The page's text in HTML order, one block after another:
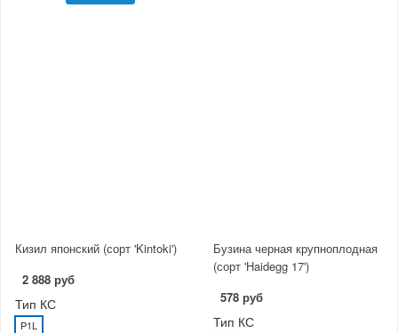
Кизил японский (сорт 'Kintoki')
2 888 руб
Тип КС
P1L
Бузина черная крупноплодная
(сорт 'Haidegg 17')
578 руб
Тип КС